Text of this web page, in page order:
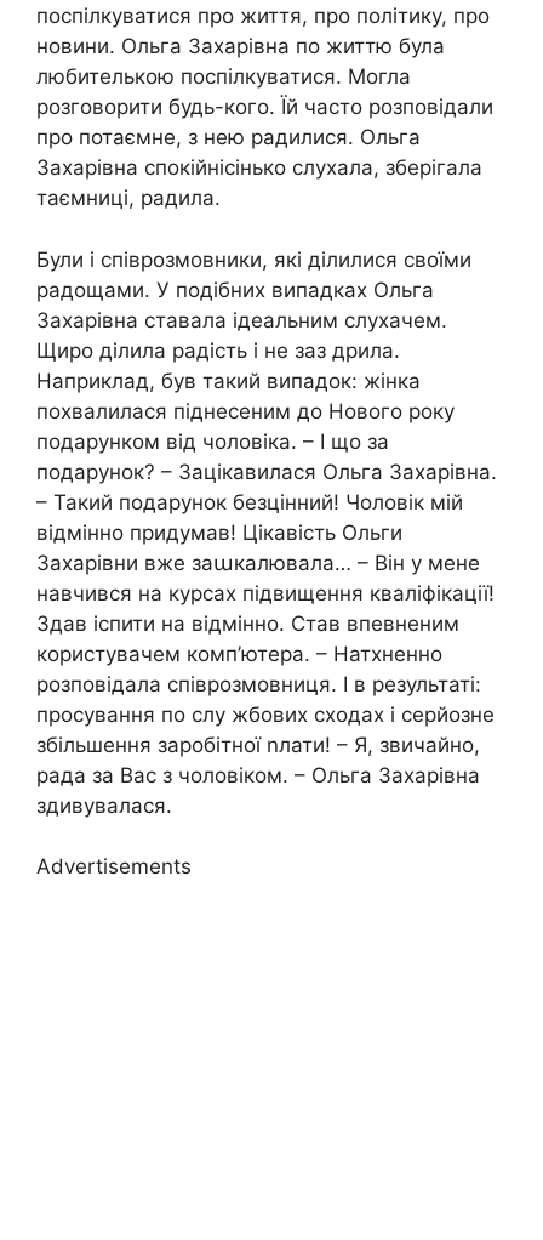
поспілкуватися про життя, про політику, про
новини. Ольга Захарівна по життю була
любителькою поспілкуватися. Могла
розговорити будь-кого. Їй часто розповідали
про потаємне, з нею радилися. Ольга
Захарівна спокійнісінько слухала, зберігала
таємниці, радила.
Були і співрозмовники, які ділилися своїми
радощами. У подібних випадках Ольга
Захарівна ставала ідеальним слухачем.
Щиро ділила радість і не заз дрила.
Наприклад, був такий випадок: жінка
похвалилася піднесеним до Нового року
подарунком від чоловіка. – І що за
подарунок? – Зацікавилася Ольга Захарівна.
– Такий подарунок безцінний! Чоловік мій
відмінно придумав! Цікавість Ольги
Захарівни вже заաкалювала… – Він у мене
навчився на курсах підвищення кваліфікації!
Здав іспити на відмінно. Став впевненим
користувачем комп’ютера. – Натхненно
розповідала співрозмовниця. І в результаті:
просування по слу жбових сходах і серйозне
збільшення заробітної nлати! – Я, звичайно,
рада за Вас з чоловіком. – Ольга Захарівна
здивувалася.
Advertisements